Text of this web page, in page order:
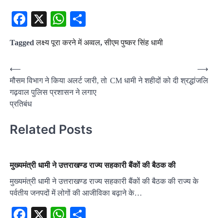
Facebook
X WhatsApp
Taggedलक्ष्य पूरा करने में अव्वल,सीएम पुष्कर सिंह धामी
Post
navigation
⟵
मौसम विभाग ने किया अलर्ट जारी, तो
गढ़वाल पुलिस प्रशासन ने लगाए
प्रतिबंध
CM धामी ने शहीदों को दी श्रद्धांजलि
⟶
Related Posts
मुख्यमंत्री धामी ने उत्तराखण्ड राज्य सहकारी बैंकों की बैठक की
मुख्यमंत्री धामी ने उत्तराखण्ड राज्य सहकारी बैंकों की बैठक की राज्य के
पर्वतीय जनपदों में लोगों की आजीविका बढ़ाने के…